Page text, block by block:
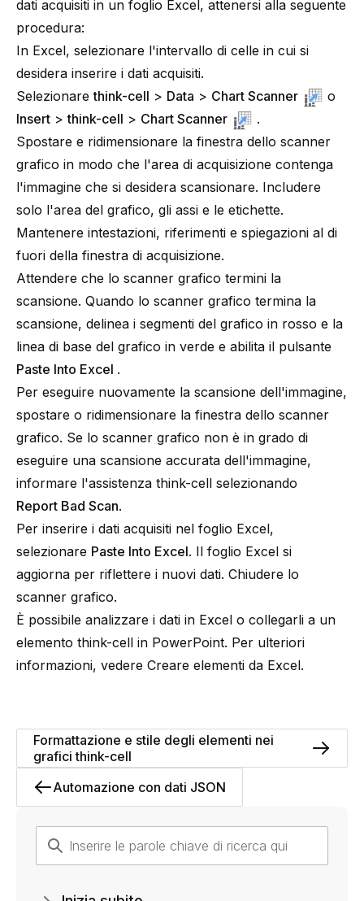
dati acquisiti in un foglio Excel, attenersi alla seguente
procedura:
In Excel, selezionare l'intervallo di celle in cui si
desidera inserire i dati acquisiti.
Selezionarethink-cell > Data > Chart Scanner
o
Insert >think-cell > Chart Scanner
.
Spostare e ridimensionare la finestra dello scanner
grafico in modo che l'area di acquisizione contenga
l'immagine che si desidera scansionare. Includere
solo l'area del grafico, gli assi e le etichette.
Mantenere intestazioni, riferimenti e spiegazioni al di
fuori della finestra di acquisizione.
Attendere che lo scanner grafico termini la
scansione. Quando lo scanner grafico termina la
scansione, delinea i segmenti del grafico in rosso e la
linea di base del grafico in verde e abilita il pulsante
Paste Into Excel .
Per eseguire nuovamente la scansione dell'immagine,
spostare o ridimensionare la finestra dello scanner
grafico. Se lo scanner grafico non è in grado di
eseguire una scansione accurata dell'immagine,
informare l'assistenza think-cell selezionando
Report Bad Scan.
Per inserire i dati acquisiti nel foglio Excel,
selezionare Paste Into Excel. Il foglio Excel si
aggiorna per riflettere i nuovi dati. Chiudere lo
scanner grafico.
È possibile analizzare i dati in Excel o collegarli a un
elemento think-cell in PowerPoint. Per ulteriori
informazioni, vedere Creare elementi da Excel.
Automazione con dati JSON
Formattazione e stile degli elementi nei
grafici think-cell